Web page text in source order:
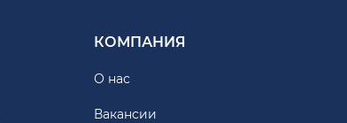
КОМПАНИЯ
О нас
Вакансии